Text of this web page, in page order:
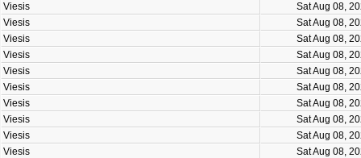
Viesis
Sat Aug 08,
Viesis
Sat Aug 08,
Viesis
Sat Aug 08,
Viesis
Sat Aug 08,
Viesis
Sat Aug 08,
Viesis
Sat Aug 08,
Viesis
Sat Aug 08,
Viesis
Sat Aug 08,
Viesis
Sat Aug 08,
Viesis
Sat Aug 08,